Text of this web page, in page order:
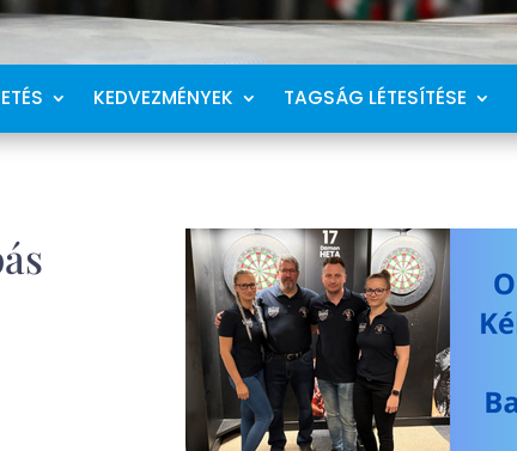
KEDVEZMÉNYEK TAGSÁG LÉTESÍTÉSE